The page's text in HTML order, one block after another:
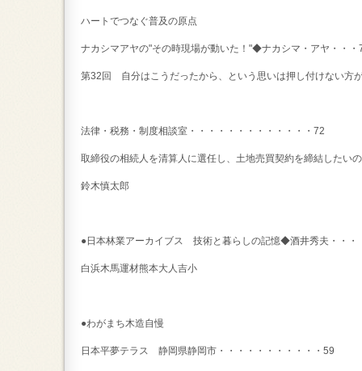
ハートでつなぐ普及の原点
ナカシマアヤの"その時現場が動いた！"◆ナカシマ・アヤ・・・
第32回 自分はこうだったから、という思いは押し付けない方
法律・税務・制度相談室・・・・・・・・・・・・・72
取締役の相続人を清算人に選任し、土地売買契約を締結したい
鈴木慎太郎
●日本林業アーカイブス 技術と暮らしの記憶◆酒井秀夫・・・
白浜木馬運材熊本大人吉小
●わがまち木造自慢
日本平夢テラス 静岡県静岡市・・・・・・・・・・・59